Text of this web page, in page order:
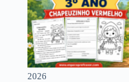
imprimir
PDF
2026